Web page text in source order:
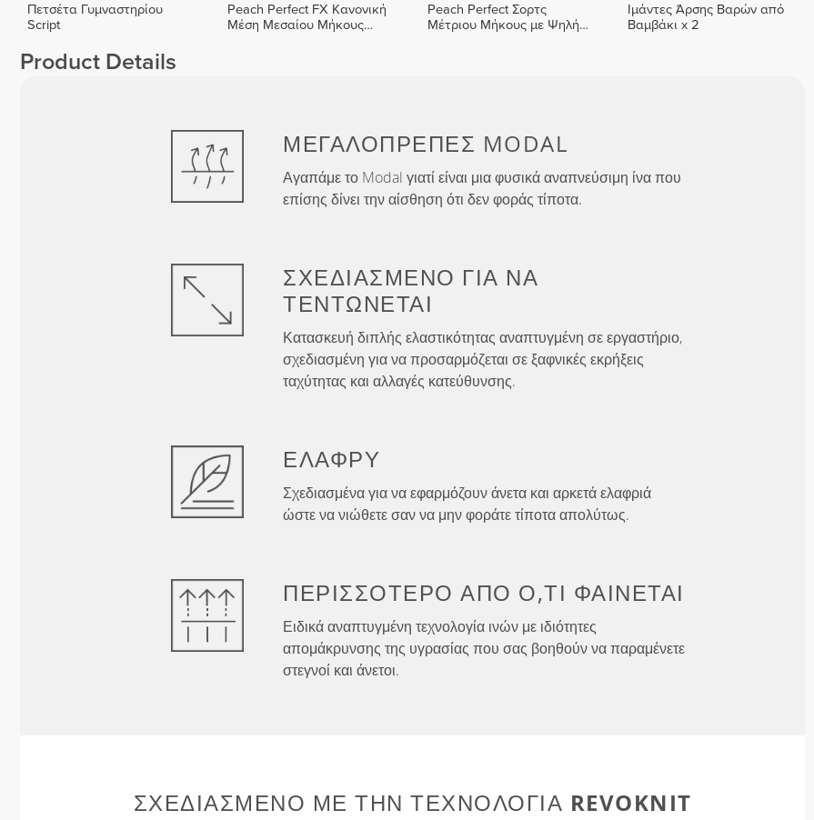
Πετσέτα Γυμναστηρίου
Script
Peach Perfect FX Κανονική
Μέση Μεσαίου Μήκους
Peach Perfect Σορτς
Μέτριου Μήκους με Ψηλή
Ιμάντες Άρσης Βαρών από
Βαμβάκι x 2
Product Details
ΜΕΓΑΛΟΠΡΕΠΕΣ MODAL
Αγαπάμε το Modal γιατί είναι μια φυσικά αναπνεύσιμη ίνα που
επίσης δίνει την αίσθηση ότι δεν φοράς τίποτα.
ΣΧΕΔΙΑΣΜΈΝΟ ΓΙΑ ΝΑ
ΤΕΝΤΏΝΕΤΑΙ
Κατασκευή διπλής ελαστικότητας αναπτυγμένη σε εργαστήριο,
σχεδιασμένη για να προσαρμόζεται σε ξαφνικές εκρήξεις
ταχύτητας και αλλαγές κατεύθυνσης.
ΕΛΑΦΡΎ
Σχεδιασμένα για να εφαρμόζουν άνετα και αρκετά ελαφριά
ώστε να νιώθετε σαν να μην φοράτε τίποτα απολύτως.
ΠΕΡΙΣΣΌΤΕΡΟ ΑΠΌ Ό,ΤΙ ΦΑΊΝΕΤΑΙ
Ειδικά αναπτυγμένη τεχνολογία ινών με ιδιότητες
απομάκρυνσης της υγρασίας που σας βοηθούν να παραμένετε
στεγνοί και άνετοι.
ΣΧΕΔΙΑΣΜΈΝΟ ΜΕ ΤΗΝ ΤΕΧΝΟΛΟΓΊΑ REVOKNIT